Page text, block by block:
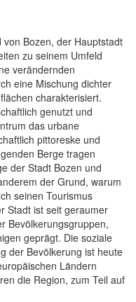
Bozen, der Hauptstadt
zu seinem Umfeld
verändernden
eine Mischung dichter
charakterisiert.
genutzt und
das urbane
pittoreske und
Berge tragen
der Stadt Bozen und
der Grund, warum
seinen Tourismus
Stadt ist seit geraumer
Bevölkerungsgruppen,
geprägt. Die soziale
der Bevölkerung ist heute
Ländern
die Region, zum Teil auf